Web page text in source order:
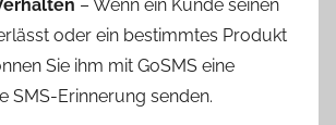
– Wenn ein Kunde seinen
oder ein bestimmtes Produkt
Sie ihm mit GoSMS eine
SMS-Erinnerung senden.